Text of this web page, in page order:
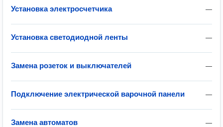
—
Установка электросчетчика
—
Установка светодиодной ленты
—
Замена розеток и выключателей
—
Подключение электрической варочной панели
—
Замена автоматов